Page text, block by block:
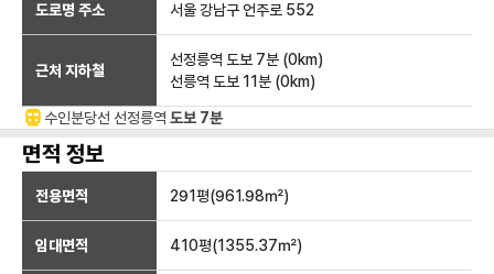
도로명 주소 서울 강남구 언주로 552
근처 지하철
선정릉역 도보 7분 (0km)
선릉역 도보 11분 (0km)
수인분당선 선정릉역 도보 7분
면적 정보
전용면적 291평(961.98㎡)
임대면적 410평(1355.37㎡)